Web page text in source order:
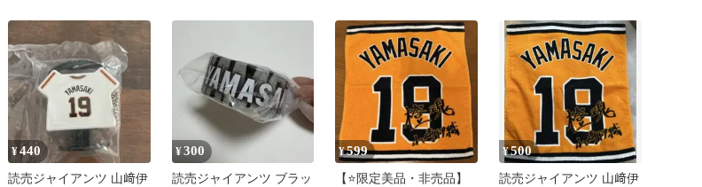
¥440
読売ジャイアンツ 山﨑伊
¥300
読売ジャイアンツ ブラッ
¥599
【⭐限定美品・非売品】
¥500
読売ジャイアンツ 山﨑伊